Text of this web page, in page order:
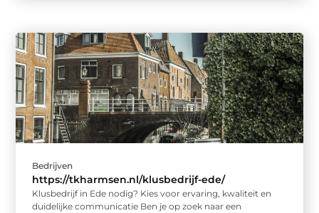
Bedrijven
https://tkharmsen.nl/klusbedrijf-ede/
Klusbedrijf in Ede nodig? Kies voor ervaring, kwaliteit en
duidelijke communicatie Ben je op zoek naar een